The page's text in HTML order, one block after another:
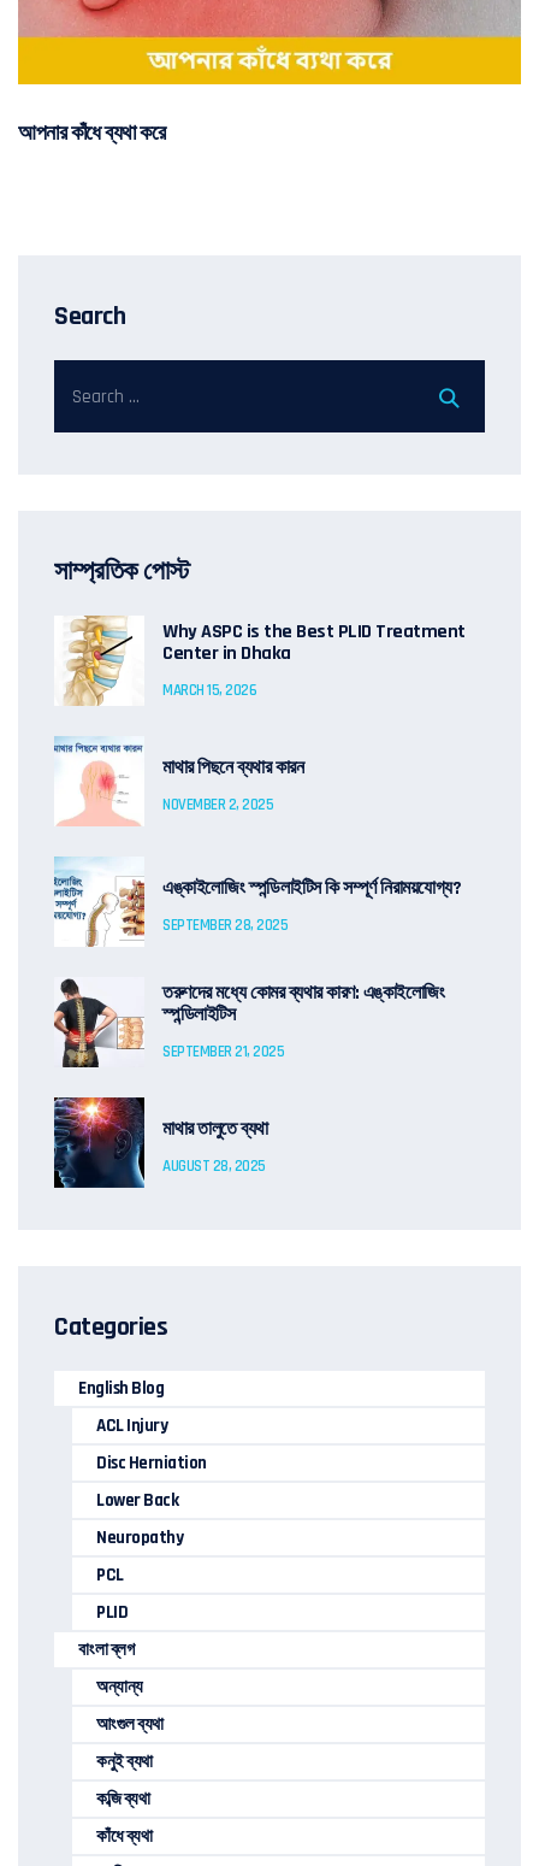
আপনার কাঁধে ব্যথা করে
Search
সাম্প্রতিক পোস্ট
Why ASPC is the Best PLID Treatment
Center in Dhaka
MARCH 15, 2026
মাথার পিছনে ব্যথার কারন
NOVEMBER 2, 2025
এঙ্কাইলোজিং স্পন্ডিলাইটিস কি সম্পূর্ণ নিরাময়যোগ্য?
SEPTEMBER 28, 2025
তরুণদের মধ্যে কোমর ব্যথার কারণ: এঙ্কাইলোজিং
স্পন্ডিলাইটিস
SEPTEMBER 21, 2025
মাথার তালুতে ব্যথা
AUGUST 28, 2025
Categories
English Blog
ACL Injury
Disc Herniation
Lower Back
Neuropathy
PCL
PLID
বাংলা ব্লগ
অন্যান্য
আংগুল ব্যথা
কনুই ব্যথা
কব্জি ব্যথা
কাঁধে ব্যথা